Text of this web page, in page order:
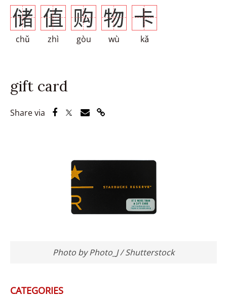
储
chǔ
值
zhì
购
gòu
物
wù
卡
kǎ
gift card
Share via Share via Facebook
Share via Twitter
Share via Email
Share via Link
Photo by Photo_J / Shutterstock
CATEGORIES